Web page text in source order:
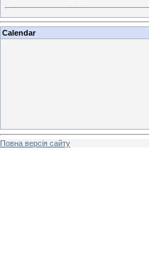
Calendar
Повна версія сайту